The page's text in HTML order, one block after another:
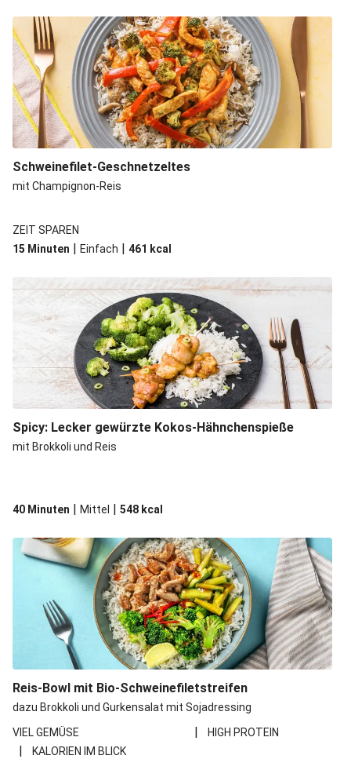
Schweinefilet-Geschnetzeltes
mit Champignon-Reis
ZEIT SPAREN
15 Minuten | Einfach | 461 kcal
Spicy: Lecker gewürzte Kokos-Hähnchenspieße
mit Brokkoli und Reis
40 Minuten | Mittel | 548 kcal
Reis-Bowl mit Bio-Schweinefiletstreifen
dazu Brokkoli und Gurkensalat mit Sojadressing
VIEL GEMÜSE
| HIGH PROTEIN
|
KALORIEN IM BLICK